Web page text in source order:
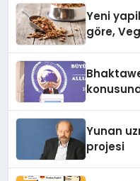
Yeni
göre,
Yunan
projesi